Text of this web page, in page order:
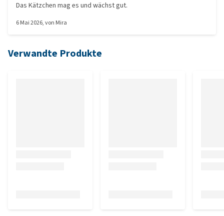
Das Kätzchen mag es und wächst gut.
6 Mai 2026, von Mira
Verwandte Produkte